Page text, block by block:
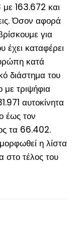
163.672 και
Όσον αφορά
για
καταφέρει
κατά
διάστημα του
με τριψήφια
αυτοκίνητα
έως τον
τα 66.402.
η λίστα
στο τέλος του